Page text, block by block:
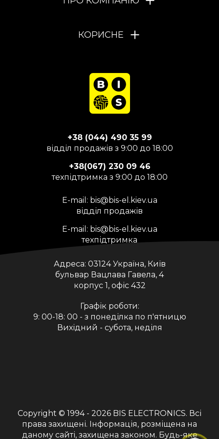
КОРИСНЕ
+38 (044) 490 35 99
відділ продажів з 9:00 до 18:00
+38(067) 230 09 46
техпідтримка з 9:00 до 18:00
E-mail: bis@bis-el.kiev.ua
відділ продажів
E-mail: bis@bis-el.kiev.ua
техпідтримка
Адреса: 03124 Україна, Київ
бульвар Вацлава Гавела, 4
корпус 1, офіс 432
Графік роботи:
9: 00-18: 00 - з понеділка по п'ятницю
Вихідний - субота, неділя
Copyright © 1994 - 2026 BIS ELECTRONICS. Всі
права захищені. Інформація, розміщена на
даному сайті, захищена законом. Будь-яке